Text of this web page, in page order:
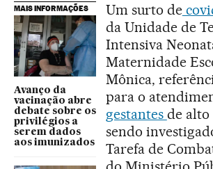
MAIS INFORMAÇÕES
Avanço da
vacinação abre
debate sobre os
privilégios a
serem dados
aos imunizados
Um surto de
da Unidade de
Intensiva
Maternidade
Mônica,
para o
gestantes de alto
sendo
Tarefa de